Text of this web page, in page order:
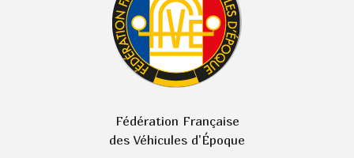
Fédération Française
des Véhicules d'Époque